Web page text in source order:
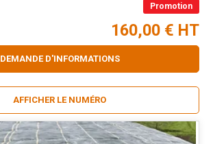
Promotion
160,00 € HT
DEMANDE D'INFORMATIONS
AFFICHER LE NUMÉRO